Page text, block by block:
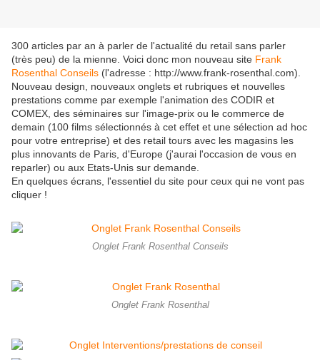
300 articles par an à parler de l'actualité du retail sans parler
(très peu) de la mienne. Voici donc mon nouveau site Frank
Rosenthal Conseils (l'adresse : http://www.frank-rosenthal.com).
Nouveau design, nouveaux onglets et rubriques et nouvelles
prestations comme par exemple l'animation des CODIR et
COMEX, des séminaires sur l'image-prix ou le commerce de
demain (100 films sélectionnés à cet effet et une sélection ad hoc
pour votre entreprise) et des retail tours avec les magasins les
plus innovants de Paris, d'Europe (j'aurai l'occasion de vous en
reparler) ou aux Etats-Unis sur demande.
En quelques écrans, l'essentiel du site pour ceux qui ne vont pas
cliquer !
Onglet Frank Rosenthal Conseils
Onglet Frank Rosenthal